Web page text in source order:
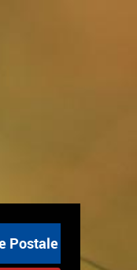
Communale